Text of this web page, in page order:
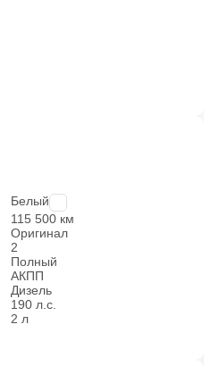
Белый
115 500 км
Оригинал
2
Полный
АКПП
Дизель
190 л.с.
2 л